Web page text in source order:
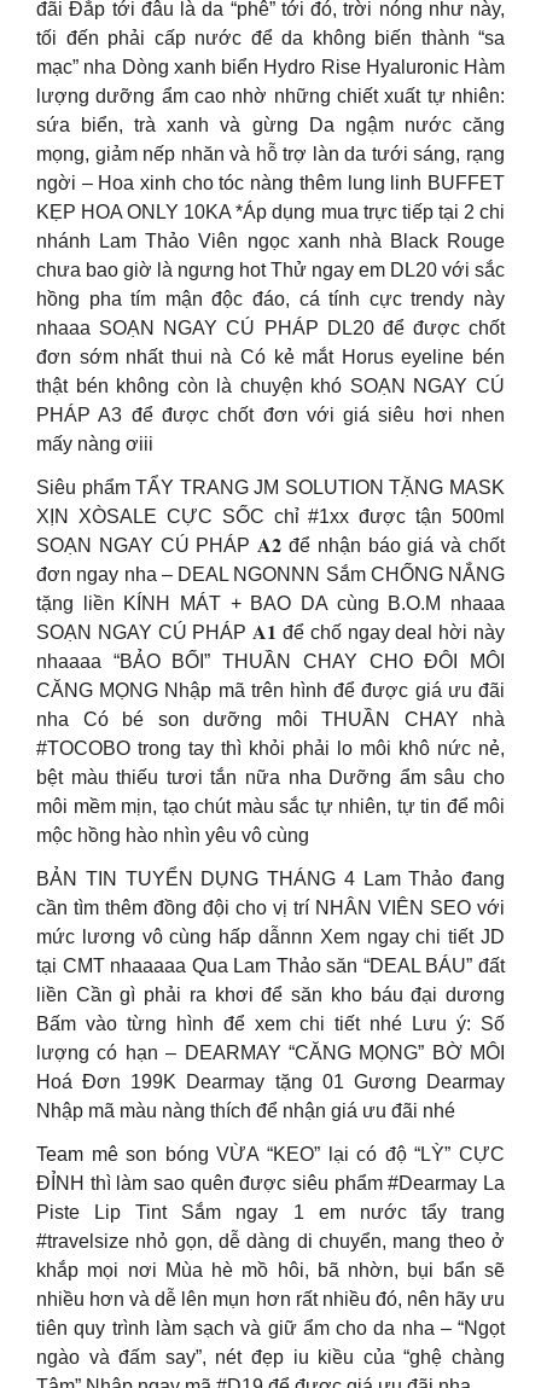
đãi Đắp tới đâu là da “phê” tới đó, trời nóng như này,
tối đến phải cấp nước để da không biến thành “sa
mạc” nha Dòng xanh biển Hydro Rise Hyaluronic Hàm
lượng dưỡng ẩm cao nhờ những chiết xuất tự nhiên:
sứa biển, trà xanh và gừng Da ngậm nước căng
mọng, giảm nếp nhăn và hỗ trợ làn da tưới sáng, rạng
ngời – Hoa xinh cho tóc nàng thêm lung linh BUFFET
KẸP HOA ONLY 10KA *Áp dụng mua trực tiếp tại 2 chi
nhánh Lam Thảo Viên ngọc xanh nhà Black Rouge
chưa bao giờ là ngưng hot Thử ngay em DL20 với sắc
hồng pha tím mận độc đáo, cá tính cực trendy này
nhaaa SOẠN NGAY CÚ PHÁP DL20 để được chốt
đơn sớm nhất thui nà Có kẻ mắt Horus eyeline bén
thật bén không còn là chuyện khó SOẠN NGAY CÚ
PHÁP A3 để được chốt đơn với giá siêu hơi nhen
mấy nàng ơiii
Siêu phẩm TẨY TRANG JM SOLUTION TẶNG MASK
XỊN XÒSALE CỰC SỐC chỉ #1xx được tận 500ml
SOẠN NGAY CÚ PHÁP 𝐀𝟐 để nhận báo giá và chốt
đơn ngay nha – DEAL NGONNN Sắm CHỐNG NẮNG
tặng liền KÍNH MÁT + BAO DA cùng B.O.M nhaaa
SOẠN NGAY CÚ PHÁP 𝐀𝟏 để chố ngay deal hời này
nhaaaa “BẢO BỐI” THUẦN CHAY CHO ĐÔI MÔI
CĂNG MỌNG Nhập mã trên hình để được giá ưu đãi
nha Có bé son dưỡng môi THUẦN CHAY nhà
#TOCOBO trong tay thì khỏi phải lo môi khô nức nẻ,
bệt màu thiếu tươi tắn nữa nha Dưỡng ẩm sâu cho
môi mềm mịn, tạo chút màu sắc tự nhiên, tự tin để môi
mộc hồng hào nhìn yêu vô cùng
BẢN TIN TUYỂN DỤNG THÁNG 4 Lam Thảo đang
cần tìm thêm đồng đội cho vị trí NHÂN VIÊN SEO với
mức lương vô cùng hấp dẫnnn Xem ngay chi tiết JD
tại CMT nhaaaaa Qua Lam Thảo săn “DEAL BÁU” đất
liền Cần gì phải ra khơi để săn kho báu đại dương
Bấm vào từng hình để xem chi tiết nhé Lưu ý: Số
lượng có hạn – DEARMAY “CĂNG MỌNG” BỜ MÔI
Hoá Đơn 199K Dearmay tặng 01 Gương Dearmay
Nhập mã màu nàng thích để nhận giá ưu đãi nhé
Team mê son bóng VỪA “KEO” lại có độ “LỲ” CỰC
ĐỈNH thì làm sao quên được siêu phẩm #Dearmay La
Piste Lip Tint Sắm ngay 1 em nước tẩy trang
#travelsize nhỏ gọn, dễ dàng di chuyển, mang theo ở
khắp mọi nơi Mùa hè mồ hôi, bã nhờn, bụi bẩn sẽ
nhiều hơn và dễ lên mụn hơn rất nhiều đó, nên hãy ưu
tiên quy trình làm sạch và giữ ẩm cho da nha – “Ngọt
ngào và đấm say”, nét đẹp iu kiều của “ghệ chàng